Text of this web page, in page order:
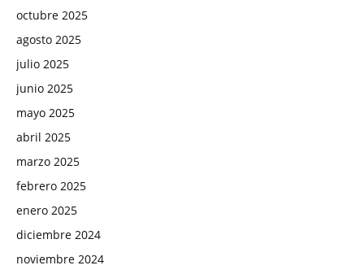
octubre 2025
agosto 2025
julio 2025
junio 2025
mayo 2025
abril 2025
marzo 2025
febrero 2025
enero 2025
diciembre 2024
noviembre 2024